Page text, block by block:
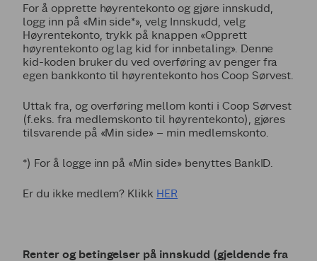
For å opprette høyrentekonto og gjøre innskudd,
logg inn på «Min side*», velg Innskudd, velg
Høyrentekonto, trykk på knappen «Opprett
høyrentekonto og lag kid for innbetaling». Denne
kid-koden bruker du ved overføring av penger fra
egen bankkonto til høyrentekonto hos Coop Sørvest.
Uttak fra, og overføring mellom konti i Coop Sørvest
(f.eks. fra medlemskonto til høyrentekonto), gjøres
tilsvarende på «Min side» – min medlemskonto.
*) For å logge inn på «Min side» benyttes BankID.
Er du ikke medlem? Klikk HER
Renter og betingelser på innskudd (gjeldende fra